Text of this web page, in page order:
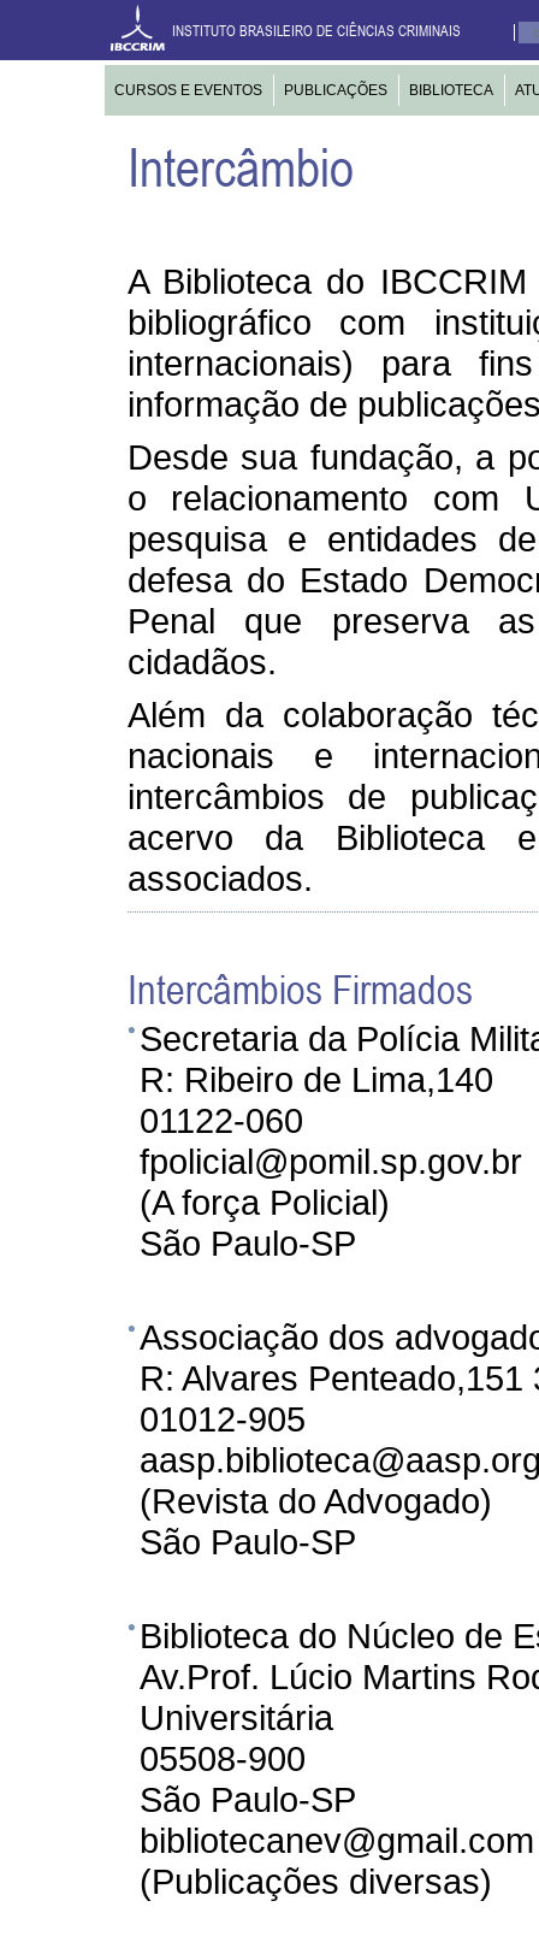
INSTITUTO BRASILEIRO DE CIÊNCIAS CRIMINAIS
CURSOS E EVENTOS PUBLICAÇÕES BIBLIOTECA
Intercâmbio
A Biblioteca do
bibliográfico com
internacionais) para
informação de
Desde sua fundação, a
o relacionamento com
pesquisa e entidades
defesa do Estado
Penal que preserva
cidadãos.
Além da colaboração
nacionais e
intercâmbios de
acervo da Biblioteca
associados.
Intercâmbios Firmados
Secretaria da Polícia
R: Ribeiro de Lima,140
01122-060
fpolicial@pomil.sp.gov.br
(A força Policial)
São Paulo-SP
Associação dos
R: Alvares Penteado,151
01012-905
(Revista do Advogado)
São Paulo-SP
Biblioteca do Núcleo de
Av.Prof. Lúcio Martins
Universitária
05508-900
São Paulo-SP
bibliotecanev@gmail.com
(Publicações diversas)